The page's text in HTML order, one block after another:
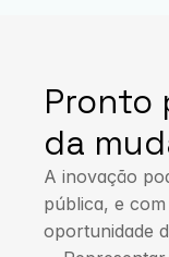
Pronto
da
A inovação
pública, e
oportunidade